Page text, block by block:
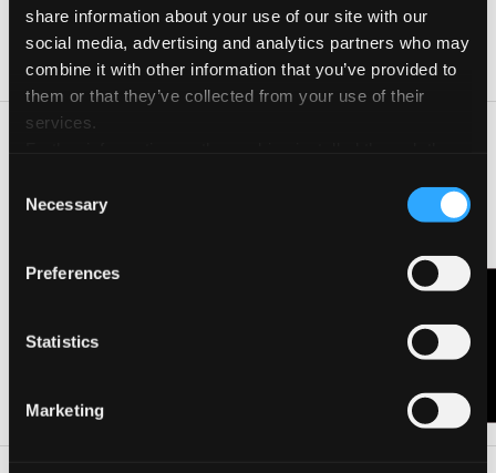
share information about your use of our site with our
social media, advertising and analytics partners who may
combine it with other information that you’ve provided to
them or that they’ve collected from your use of their
services.
Selection
Necessary
Preferences
Statistics
Marketing
Giorno Orario
07 Ott 2022 09:00-18:00
immagini e parole che la Natura ci racconta. Appunti di
viaggio, schizzi, disegni per una cartolina, anche materica a
Contattaci